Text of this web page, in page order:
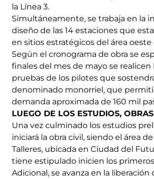
la Línea 3.
Simultáneamente, se trabaja en la
diseño de las 14 estaciones que
en sitios estratégicos del área oeste
Según el cronograma de obra se
finales del mes de mayo se realicen
pruebas de los pilotes que
denominado monorriel, que
demanda aproximada de 160 mil
LUEGO DE LOS ESTUDIOS,
Una vez culminado los estudios
iniciará la obra civil, siendo el área
Talleres, ubicada en Ciudad del
tiene estipulado inicien los
Adicional, se avanza en la liberación